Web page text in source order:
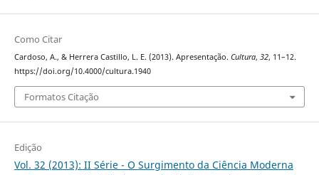
Como Citar
Cardoso, A., & Herrera Castillo, L. E. (2013). Apresentação. Cultura, 32, 11–12.
https://doi.org/10.4000/cultura.1940
Formatos Citação
Edição
Vol. 32 (2013): II Série - O Surgimento da Ciência Moderna